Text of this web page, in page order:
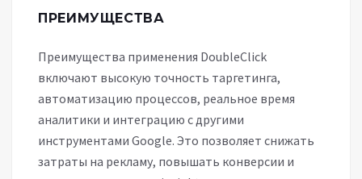
ПРЕИМУЩЕСТВА
Преимущества применения DoubleClick
включают высокую точность таргетинга,
автоматизацию процессов, реальное время
аналитики и интеграцию с другими
инструментами Google. Это позволяет снижать
затраты на рекламу, повышать конверсии и